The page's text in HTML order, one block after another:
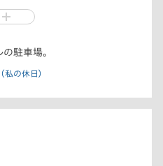
駐車場。
私の休日）